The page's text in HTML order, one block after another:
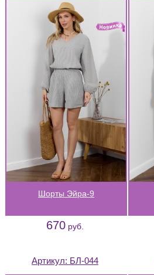
Шорты Эйра-9
670 руб.
Артикул: БЛ-044